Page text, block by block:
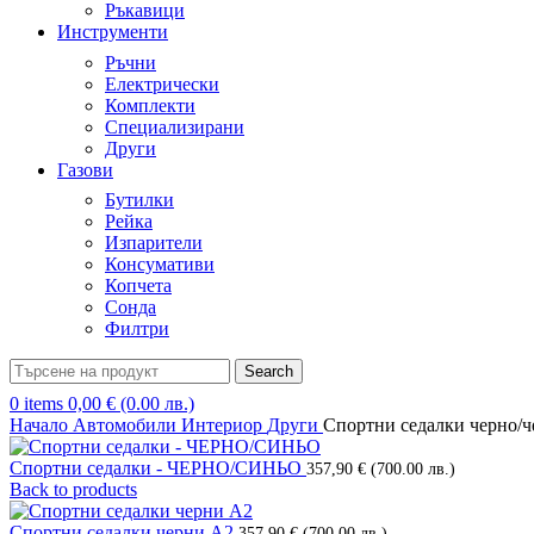
Ръкавици
Инструменти
Ръчни
Електрически
Комплекти
Специализирани
Други
Газови
Бутилки
Рейка
Изпарители
Консумативи
Копчета
Сонда
Филтри
Search
0 items 0,00 € (0.00 лв.)
Начало Автомобили Интериор Други Спортни седалки черно/
Спортни седалки - ЧЕРНО/СИНЬО 357,90 € (700.00 лв.)
Back to products